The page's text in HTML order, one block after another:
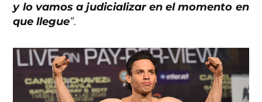
y lo vamos a judicializar en el momento en
que llegue”.